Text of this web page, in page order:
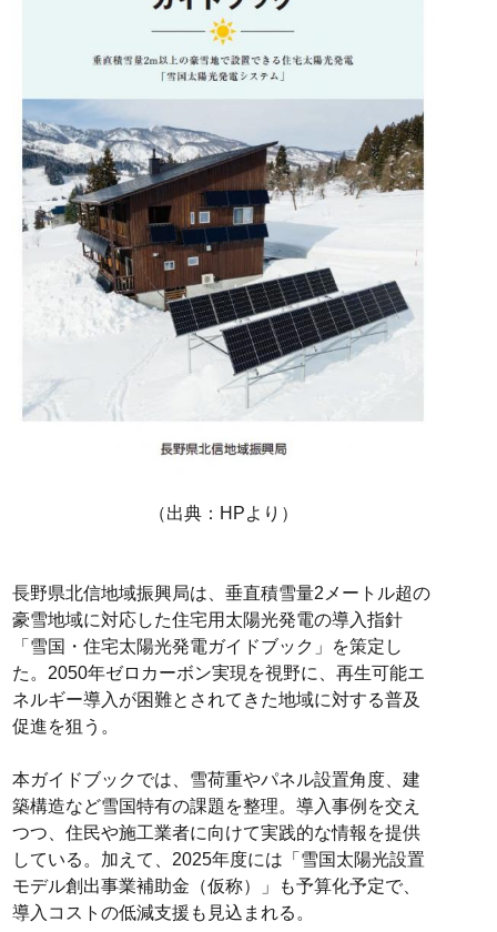
（出典：HPより）
長野県北信地域振興局は、垂直積雪量2メートル超の
豪雪地域に対応した住宅用太陽光発電の導入指針
「雪国・住宅太陽光発電ガイドブック」を策定し
た。2050年ゼロカーボン実現を視野に、再生可能エ
ネルギー導入が困難とされてきた地域に対する普及
促進を狙う。
本ガイドブックでは、雪荷重やパネル設置角度、建
築構造など雪国特有の課題を整理。導入事例を交え
つつ、住民や施工業者に向けて実践的な情報を提供
している。加えて、2025年度には「雪国太陽光設置
モデル創出事業補助金（仮称）」も予算化予定で、
導入コストの低減支援も見込まれる。